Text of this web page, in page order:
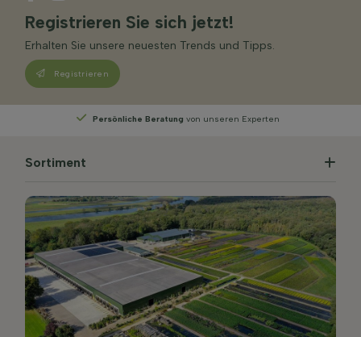
Registrieren Sie sich jetzt!
Erhalten Sie unsere neuesten Trends und Tipps.
Registrieren
WählenSie Ihre Lieferwoche
Sortiment